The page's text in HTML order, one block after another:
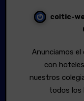
coitic-
Anunciamos el convenio que tenemos firmado
con
nuestros
todos